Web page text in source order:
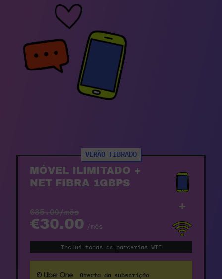
VERÃO FIBRADO
MÓVEL ILIMITADO +
NET FIBRA 1GBPS
+
€35.00/mês
€30.00 /mês
Inclui todas as parcerias WTF
Oferta da subscrição